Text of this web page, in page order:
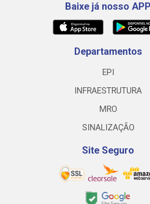
Baixe já nosso APP
Departamentos
EPI
INFRAESTRUTURA
MRO
SINALIZAÇÃO
Site Seguro